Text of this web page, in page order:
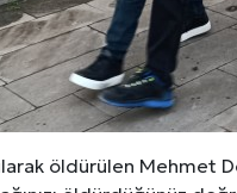
öldürülen Mehmet
Yumuşak Dokuyu
Avantajları
Veda Etmeye